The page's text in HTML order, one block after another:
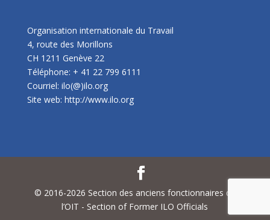
Organisation internationale du Travail
4, route des Morillons
CH 1211 Genève 22
Téléphone: + 41 22 799 6111
Courriel: ilo(@)ilo.org
Site web: http://www.ilo.org
© 2016-2026 Section des anciens fonctionnaires de
l’OIT - Section of Former ILO Officials